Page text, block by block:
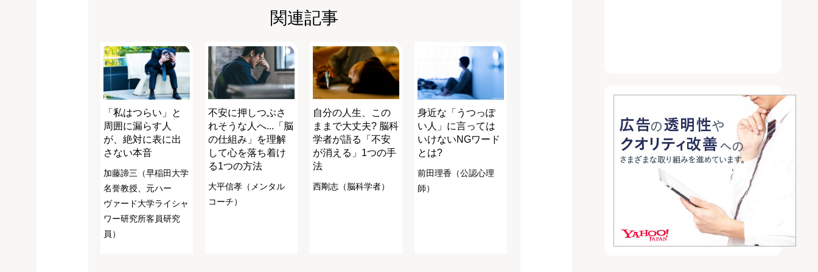
関連記事
「私はつらい」と
周囲に漏らす人
が、絶対に表に出
さない本音
加藤諦三（早稲田大学
名誉教授、元ハー
ヴァード大学ライシャ
ワー研究所客員研究
員）
不安に押しつぶさ
れそうな人へ...「脳
の仕組み」を理解
して心を落ち着け
る1つの方法
大平信孝（メンタル
コーチ）
自分の人生、この
ままで大丈夫? 脳科
学者が語る「不安
が消える」1つの手
法
西剛志（脳科学者）
身近な「うつっぽ
い人」に言っては
いけないNGワード
とは?
前田理香（公認心理
師）